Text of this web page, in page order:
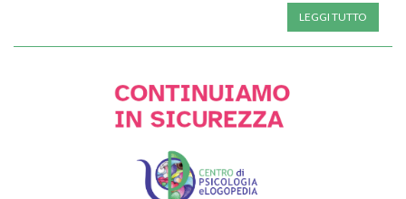
LEGGI TUTTO